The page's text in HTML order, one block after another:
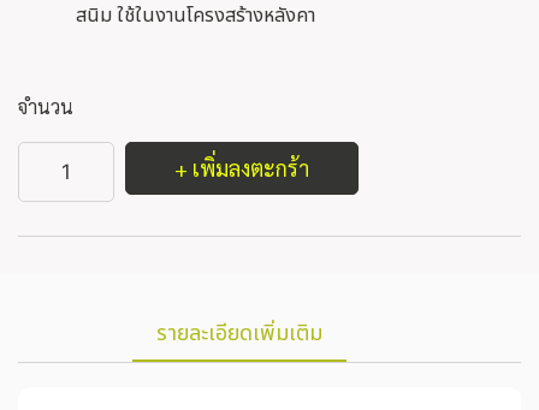
สนิม ใช้ในงานโครงสร้างหลังคา
จำนวน
+ เพิ่มลงตะกร้า
รายละเอียดเพิ่มเติม